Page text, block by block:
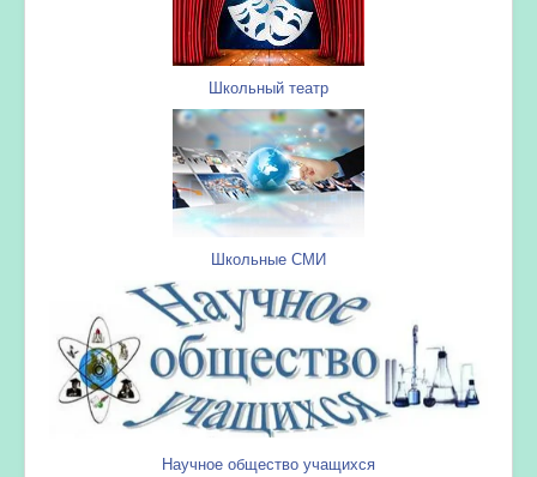
Школьный театр
Школьные СМИ
Научное общество учащихся